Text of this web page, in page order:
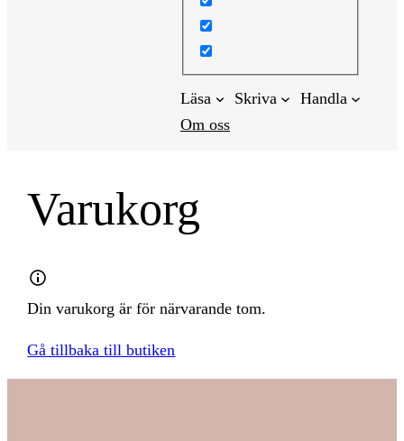
Läsa Skriva
Handla
Om oss
Varukorg
Din varukorg är för närvarande tom.
Gå tillbaka till butiken